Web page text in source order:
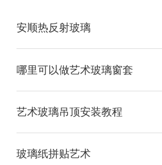
安顺热反射玻璃
哪里可以做艺术玻璃窗套
艺术玻璃吊顶安装教程
玻璃纸拼贴艺术